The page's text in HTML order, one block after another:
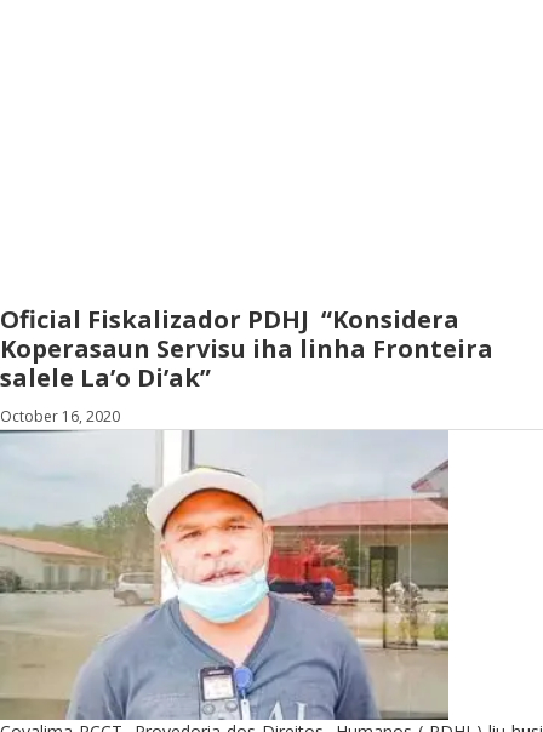
Oficial Fiskalizador PDHJ “Konsidera
Koperasaun Servisu iha linha Fronteira
salele La’o Di’ak”
October 16, 2020